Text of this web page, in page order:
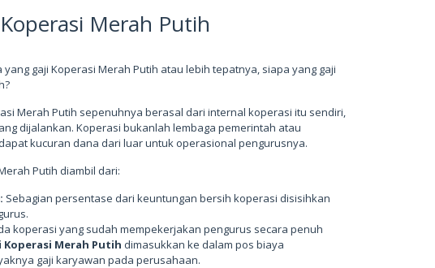
Merah Putih
gaji Koperasi Merah Putih atau lebih tepatnya, siapa yang gaji
Merah Putih sepenuhnya berasal dari internal koperasi itu sendiri,
dijalankan. Koperasi bukanlah lembaga pemerintah atau
kucuran dana dari luar untuk operasional pengurusnya.
Putih diambil dari:
Sebagian persentase dari keuntungan bersih koperasi disisihkan
koperasi yang sudah mempekerjakan pengurus secara penuh
Koperasi Merah Putih dimasukkan ke dalam pos biaya
gaji karyawan pada perusahaan.